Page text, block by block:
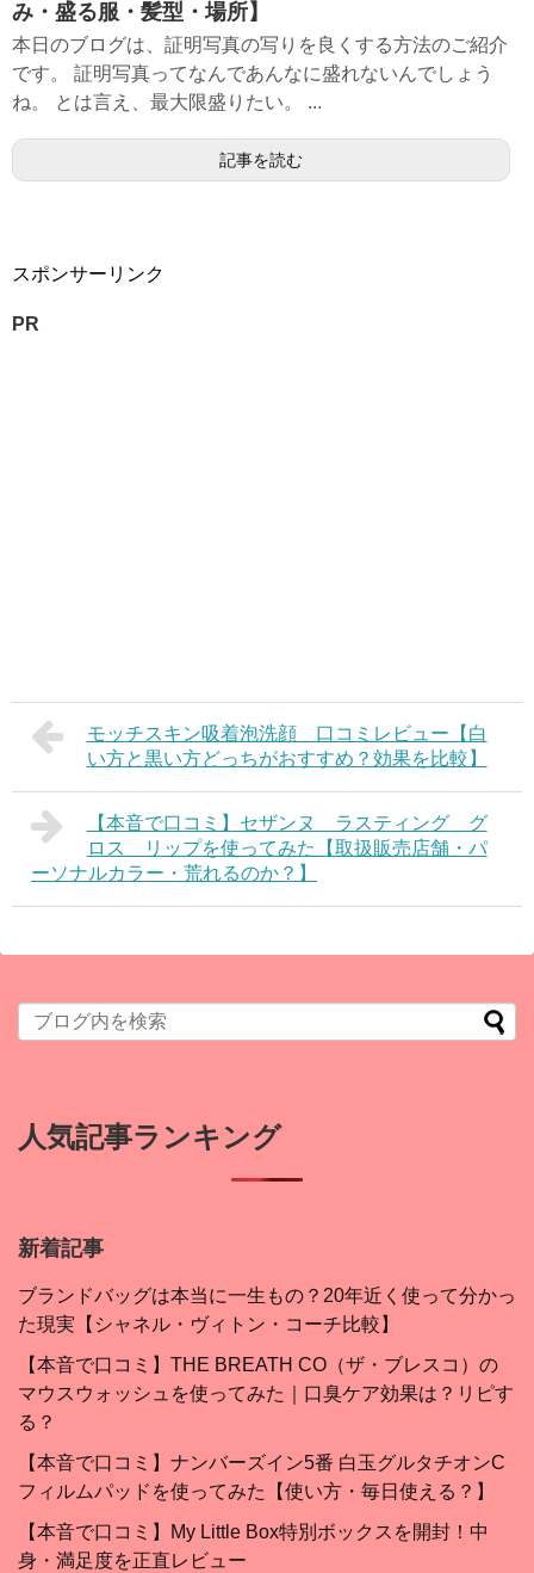
み・盛る服・髪型・場所】
本日のブログは、証明写真の写りを良くする方法のご紹介
です。 証明写真ってなんであんなに盛れないんでしょう
ね。 とは言え、最大限盛りたい。 ...
記事を読む
スポンサーリンク
PR
モッチスキン吸着泡洗顔 口コミレビュー【白
い方と黒い方どっちがおすすめ？効果を比較】
【本音で口コミ】セザンヌ ラスティング グ
ロス リップを使ってみた【取扱販売店舗・パ
ーソナルカラー・荒れるのか？】
人気記事ランキング
新着記事
ブランドバッグは本当に一生もの？20年近く使って分かっ
た現実【シャネル・ヴィトン・コーチ比較】
【本音で口コミ】THE BREATH CO（ザ・ブレスコ）の
マウスウォッシュを使ってみた｜口臭ケア効果は？リピす
る？
【本音で口コミ】ナンバーズイン5番 白玉グルタチオンC
フィルムパッドを使ってみた【使い方・毎日使える？】
【本音で口コミ】My Little Box特別ボックスを開封！中
身・満足度を正直レビュー